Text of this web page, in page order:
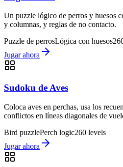
Un puzzle lógico de perros y huesos
y columnas, y reglas de no contacto.
Puzzle de perrosLógica con huesos
Jugar ahora
Sudoku de Aves
Coloca aves en perchas, usa los
conflictos en líneas diagonales de
Bird puzzlePerch logic260 levels
Jugar ahora